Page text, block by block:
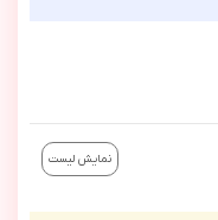
نمایش لیست